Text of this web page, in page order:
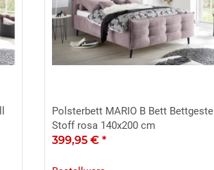
Polsterbett MARIO B Bett Bettgestell
Stoff rosa 140x200 cm
399,95 € *